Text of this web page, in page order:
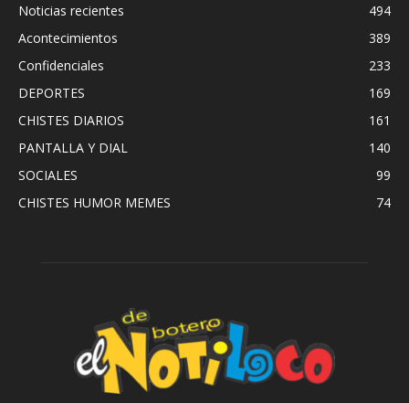
Noticias recientes
494
Acontecimientos
389
Confidenciales
233
DEPORTES
169
CHISTES DIARIOS
161
PANTALLA Y DIAL
140
SOCIALES
99
CHISTES HUMOR MEMES
74